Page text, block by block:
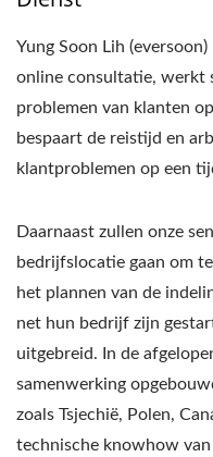
Yung Soon Lih
online consultatie, werkt
problemen van klanten
bespaart de reistijd en
klantproblemen op een
Daarnaast zullen onze
bedrijfslocatie gaan om
het plannen van de
net hun bedrijf zijn
uitgebreid. In de
samenwerking
zoals Tsjechië, Polen,
technische knowhow